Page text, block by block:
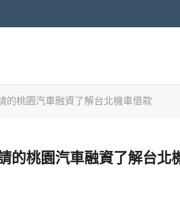
的桃園汽車融資了解台北機車借款
的桃園汽車融資了解台北